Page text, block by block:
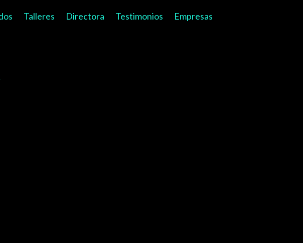
Talleres Directora Testimonios
Empresas